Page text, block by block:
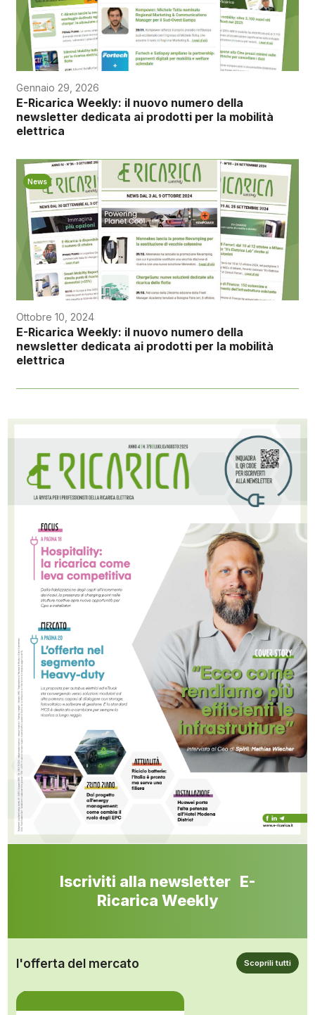
Gennaio 29, 2026
E-Ricarica Weekly: il nuovo numero della
newsletter dedicata ai prodotti per la mobilità
elettrica
News
Ottobre 10, 2024
E-Ricarica Weekly: il nuovo numero della
newsletter dedicata ai prodotti per la mobilità
elettrica
Iscriviti alla newsletter E-
Ricarica Weekly
l'offerta del mercato Scoprili tutti